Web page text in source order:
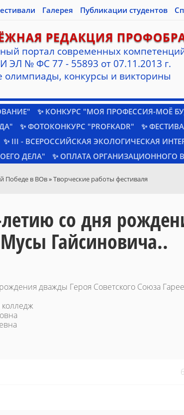
Галерея Публикации студентов
РЕДАКЦИЯ
портал современных
ЭЛ № ФС 77 - 55893 от 07.11.2013 г.
конкурсы и викторины
✨ КОНКУРС "МОЯ ПРОФЕССИЯ-МОЁ
✨ ФОТОКОНКУРС "PROFKADR"
✨
✨ III - ВСЕРОССИЙСКАЯ ЭКОЛОГИЧЕСКАЯ
ДЕЛА"
✨ ОПЛАТА ОРГАНИЗАЦИОННОГО
Победе в ВОв»Творческие работы фестиваля
со дня
Гайсиновича..
дважды Героя Советского Союза